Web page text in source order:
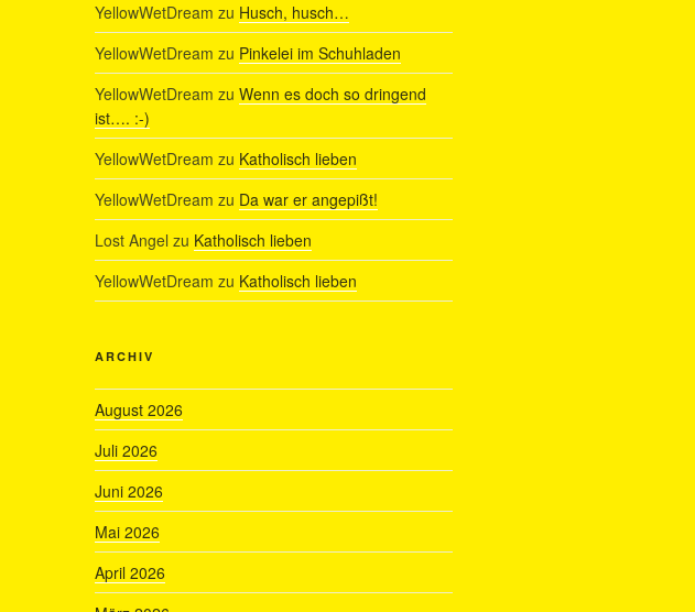
YellowWetDream zu Husch, husch…
YellowWetDream zu Pinkelei im Schuhladen
YellowWetDream zu Wenn es doch so dringend
ist…. :-)
YellowWetDream zu Katholisch lieben
YellowWetDream zu Da war er angepißt!
Lost Angel zu Katholisch lieben
YellowWetDream zu Katholisch lieben
ARCHIV
August 2026
Juli 2026
Juni 2026
Mai 2026
April 2026